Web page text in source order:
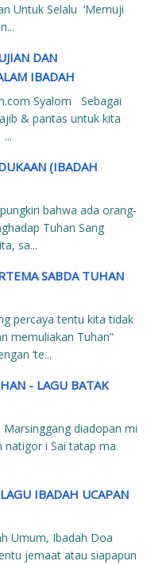
Untuk Selalu ‘Memuji
DAN
IBADAH
Syalom Sebagai
& pantas untuk kita
(IBADAH
bahwa ada orang-
Tuhan Sang
sa...
SABDA TUHAN
percaya tentu kita tidak
memuliakan Tuhan”
‘te...
- LAGU BATAK
diadopan mi
natigor i Sai tatap ma
IBADAH UCAPAN
Umum, Ibadah Doa
jemaat atau siapapun